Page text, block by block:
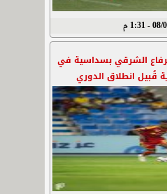
م
الشرقي بسداسية في
قُبيل انطلاق الدوري